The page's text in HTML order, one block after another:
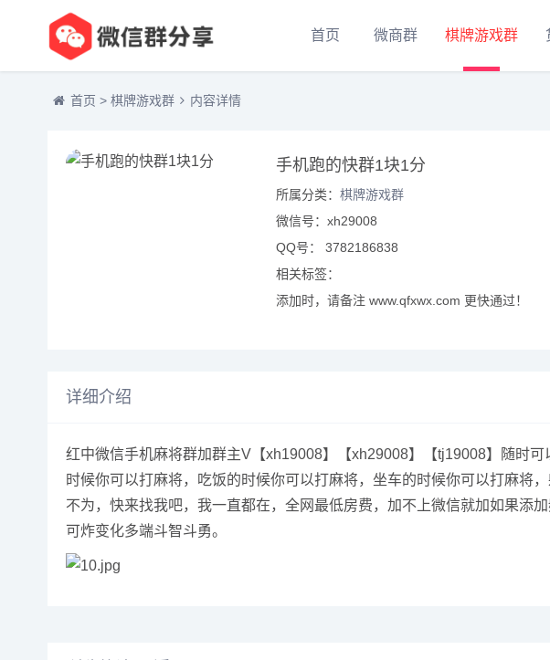
首页 微商群 棋牌游戏群
首页 > 棋牌游戏群 内容详情
手机跑的快群1块1分
所属分类： 棋牌游戏群
微信号：xh29008
QQ号： 3782186838
相关标签：
添加时，请备注 www.qfxwx.com 更快通过！
详细介绍
红中微信手机麻将群加群主V【xh19008】【xh29008】【tj19008】随时
时候你可以打麻将，吃饭的时候你可以打麻将，坐车的时候你可以打麻将
不为，快来找我吧，我一直都在，全网最低房费，加不上微信就加如果添
可炸变化多端斗智斗勇。